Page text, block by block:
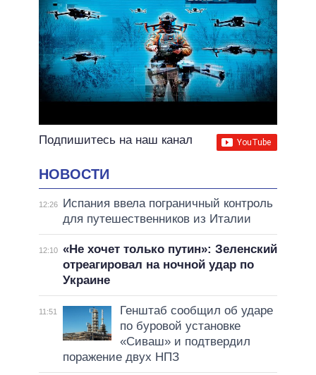
Подпишитесь на наш канал
НОВОСТИ
12:26
Испания ввела пограничный контроль
для путешественников из Италии
12:10 «Не хочет только путин»: Зеленский
отреагировал на ночной удар по
Украине
11:51
Генштаб сообщил об ударе
по буровой установке
«Сиваш» и подтвердил
поражение двух НПЗ